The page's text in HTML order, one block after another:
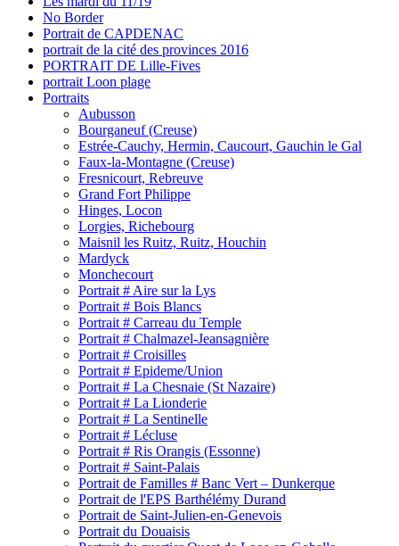
No Border
Portrait de CAPDENAC
portrait de la cité des provinces 2016
PORTRAIT DE Lille-Fives
portrait Loon plage
Portraits
Aubusson
Bourganeuf (Creuse)
Estrée-Cauchy, Hermin, Caucourt, Gauchin le Gal
Faux-la-Montagne (Creuse)
Fresnicourt, Rebreuve
Grand Fort Philippe
Hinges, Locon
Lorgies, Richebourg
Maisnil les Ruitz, Ruitz, Houchin
Mardyck
Monchecourt
Portrait # Aire sur la Lys
Portrait # Bois Blancs
Portrait # Carreau du Temple
Portrait # Chalmazel-Jeansagnière
Portrait # Croisilles
Portrait # Epideme/Union
Portrait # La Chesnaie (St Nazaire)
Portrait # La Lionderie
Portrait # La Sentinelle
Portrait # Lécluse
Portrait # Ris Orangis (Essonne)
Portrait # Saint-Palais
Portrait de Familles # Banc Vert – Dunkerque
Portrait de l'EPS Barthélémy Durand
Portrait de Saint-Julien-en-Genevois
Portrait du Douaisis